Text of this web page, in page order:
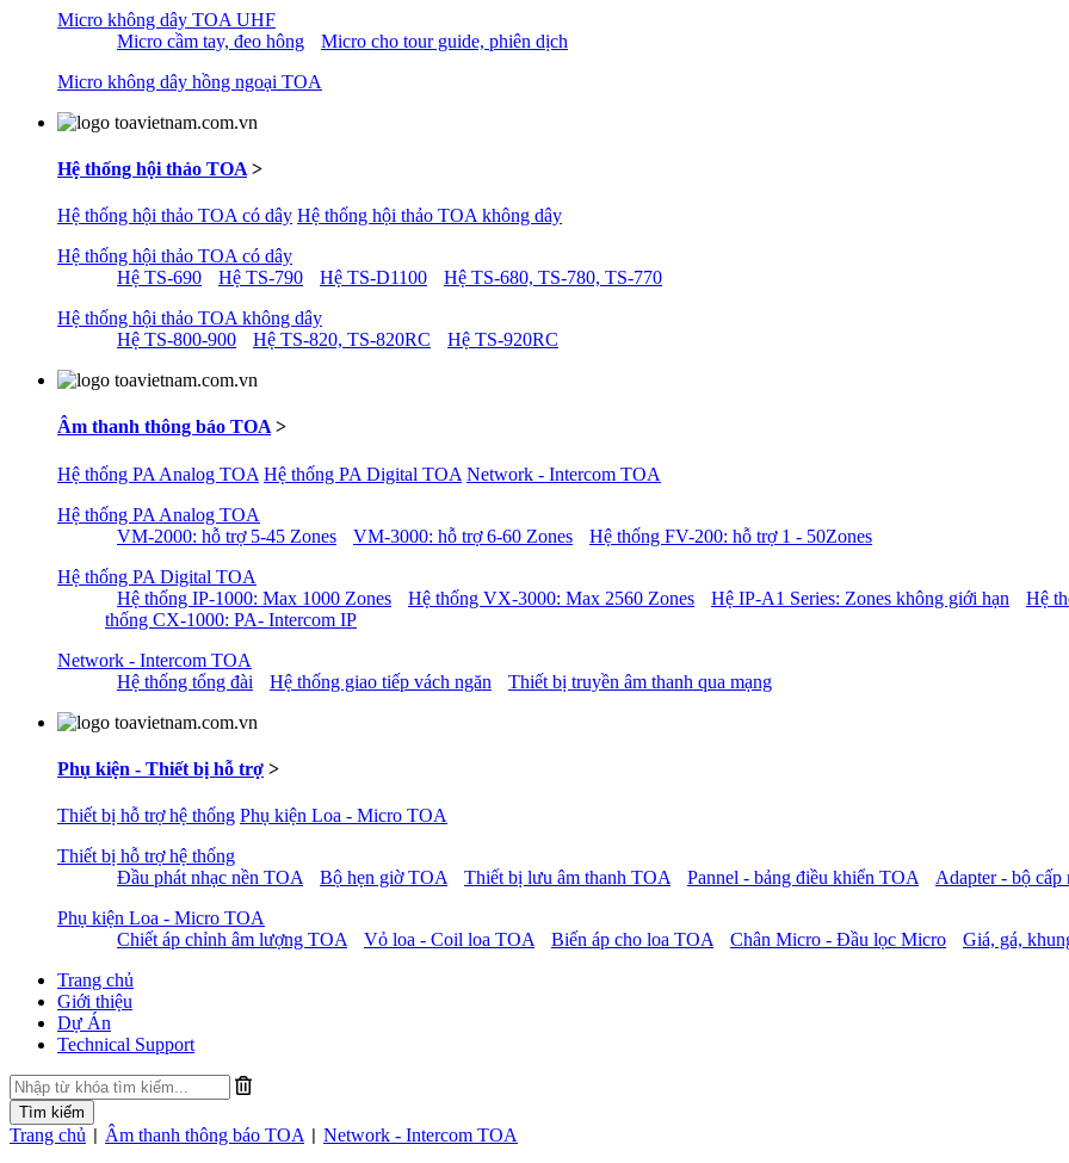
Micro không dây TOA UHF
Micro cầm tay, đeo hông
Micro cho tour guide, phiên dịch
Micro không dây hồng ngoại TOA
Hệ thống hội thảo TOA >
Hệ thống hội thảo TOA có dây Hệ thống hội thảo TOA không dây
Hệ thống hội thảo TOA có dây
Hệ TS-690
Hệ TS-790 Hệ TS-D1100
Hệ TS-680, TS-780, TS-770
Hệ thống hội thảo TOA không dây
Hệ TS-800-900
Hệ TS-820, TS-820RC Hệ TS-920RC
Âm thanh thông báo TOA >
Hệ thống PA Analog TOA Hệ thống PA Digital TOA Network - Intercom TOA
Hệ thống PA Analog TOA
VM-2000: hỗ trợ 5-45 Zones
VM-3000: hỗ trợ 6-60 Zones
Hệ thống FV-200: hỗ trợ 1 - 50Zones
Hệ thống PA Digital TOA
Hệ thống IP-1000: Max 1000 Zones
Hệ thống VX-3000: Max 2560 Zones Hệ IP-A1 Series: Zones không giới hạn Hệ
thống CX-1000: PA- Intercom IP
Network - Intercom TOA
Hệ thống tổng đài
Hệ thống giao tiếp vách ngăn Thiết bị truyền âm thanh qua mạng
Phụ kiện - Thiết bị hỗ trợ >
Thiết bị hỗ trợ hệ thống Phụ kiện Loa - Micro TOA
Thiết bị hỗ trợ hệ thống
Đầu phát nhạc nền TOA
Bộ hẹn giờ TOA Thiết bị lưu âm thanh TOA Pannel - bảng điều khiển TOA Adapter - bộ
Phụ kiện Loa - Micro TOA
Chiết áp chỉnh âm lượng TOA
Vỏ loa - Coil loa TOA Biến áp cho loa TOA Chân Micro - Đầu lọc Micro Giá, gá,
Trang chủ
Giới thiệu
Dự Án
Technical Support
Trang chủ Âm thanh thông báo TOA Network - Intercom TOA